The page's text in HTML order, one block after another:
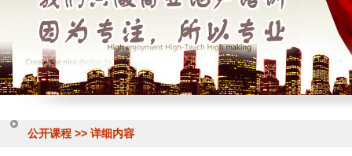
公开课程 >> 详细内容